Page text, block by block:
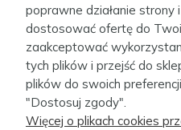
poprawne działanie strony
dostosować ofertę do
zaakceptować
tych plików i przejść do
plików do swoich
"Dostosuj zgody".
Więcej o plikach cookies